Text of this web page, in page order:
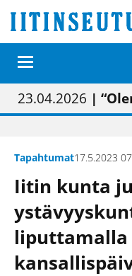
01.02.2026 | Painon
05.02.2026 |
23.04.2026 |
09.05.2026| "Maalla on
Tapahtumat17.5.2023
Iitin kunta
liputtamalla